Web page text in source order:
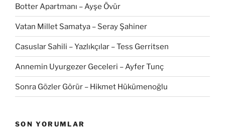
Botter Apartmanı – Ayşe Övür
Vatan Millet Samatya – Seray Şahiner
Casuslar Sahili – Yazlıkçılar – Tess Gerritsen
Annemin Uyurgezer Geceleri – Ayfer Tunç
Sonra Gözler Görür – Hikmet Hükümenoğlu
SON YORUMLAR